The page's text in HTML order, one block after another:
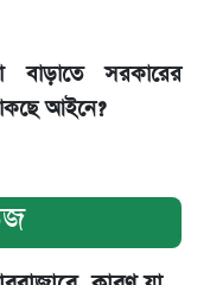
বাড়াতে সরকারের
আইনে?